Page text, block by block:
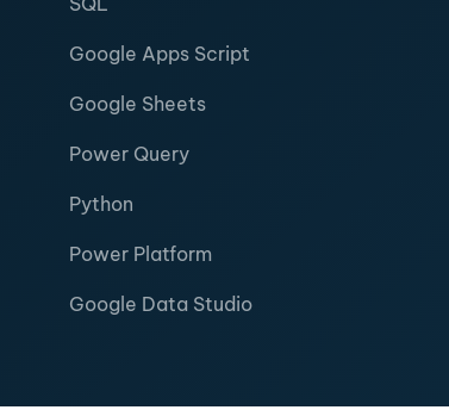
Google Apps Script
Google Sheets
Power Query
Python
Power Platform
Google Data Studio